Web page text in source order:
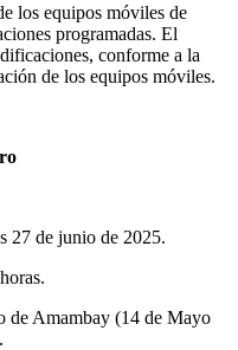
los equipos móviles de
programadas. El
conforme a la
de los equipos móviles.
27 de junio de 2025.
de Amambay (14 de Mayo